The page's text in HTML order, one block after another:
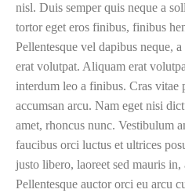
nisl. Duis semper quis neque a
tortor eget eros finibus, finibus
Pellentesque vel dapibus neque,
erat volutpat. Aliquam erat
interdum leo a finibus. Cras vitae
accumsan arcu. Nam eget nisi
amet, rhoncus nunc. Vestibulum
faucibus orci luctus et ultrices
justo libero, laoreet sed mauris
Pellentesque auctor orci eu arcu